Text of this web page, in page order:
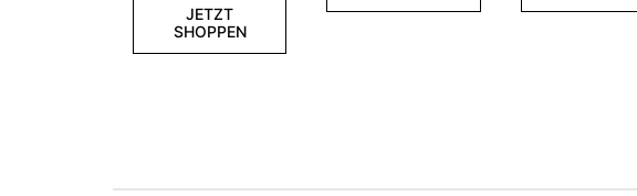
JETZT
SHOPPEN